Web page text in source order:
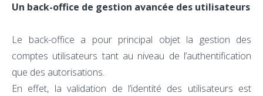
Un back-office de gestion avancée des utilisateurs
Le back-office a pour principal objet la gestion des
comptes utilisateurs tant au niveau de l’authentification
que des autorisations.
En effet, la validation de l’identité des utilisateurs est